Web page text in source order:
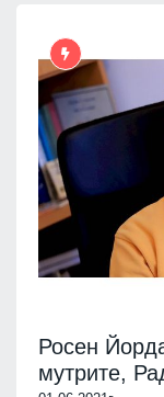
Росен
мутрите,